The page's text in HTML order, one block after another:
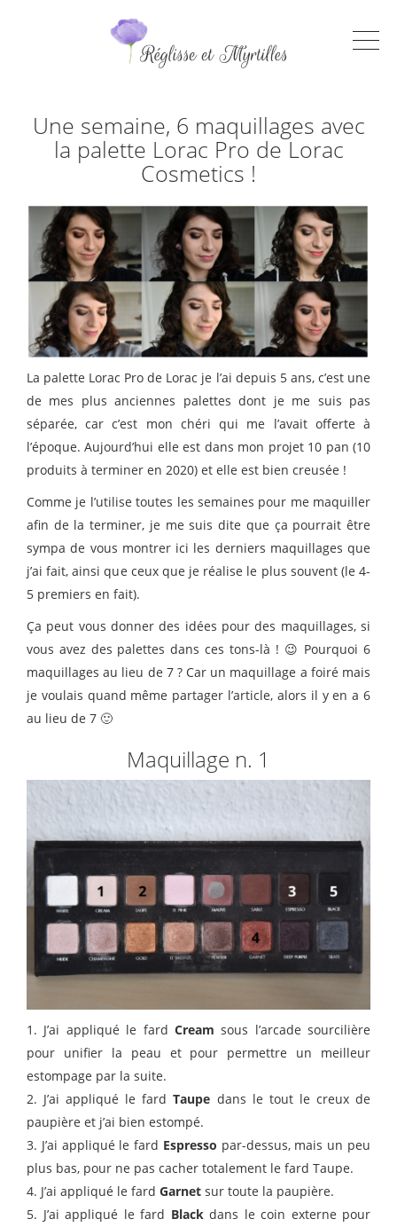
Une semaine, 6 maquillages avec
la palette Lorac Pro de Lorac
Cosmetics !
La palette Lorac Pro de Lorac je l’ai depuis 5 ans, c’est une
de mes plus anciennes palettes dont je me suis pas
séparée, car c’est mon chéri qui me l’avait offerte à
l’époque. Aujourd’hui elle est dans mon projet 10 pan (10
produits à terminer en 2020) et elle est bien creusée !
Comme je l’utilise toutes les semaines pour me maquiller
afin de la terminer, je me suis dite que ça pourrait être
sympa de vous montrer ici les derniers maquillages que
j’ai fait, ainsi que ceux que je réalise le plus souvent (le 4-
5 premiers en fait).
Ça peut vous donner des idées pour des maquillages, si
vous avez des palettes dans ces tons-là ! 😉 Pourquoi 6
maquillages au lieu de 7 ? Car un maquillage a foiré mais
je voulais quand même partager l’article, alors il y en a 6
au lieu de 7 🙂
Maquillage n. 1
1. J’ai appliqué le fard Cream sous l’arcade sourcilière
pour unifier la peau et pour permettre un meilleur
estompage par la suite.
2. J’ai appliqué le fardTaupe dans le tout le creux de
paupière et j’ai bien estompé.
3. J’ai appliqué le fard Espresso par-dessus, mais un peu
plus bas, pour ne pas cacher totalement le fard Taupe.
4. J’ai appliqué le fard Garnet sur toute la paupière.
5. J’ai appliqué le fard Blackdans le coin externe pour